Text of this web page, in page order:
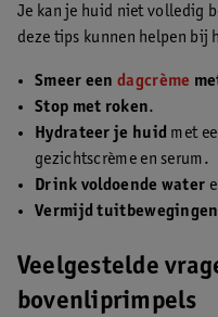
Je kan je huid niet volledig
deze tips kunnen helpen bij
Smeer een dagcrème
Stop met roken.
Hydrateer je huid met
gezichtscrème en serum.
Drink voldoende water
Vermijd tuitbewegingen
Veelgestelde
bovenliprimpels